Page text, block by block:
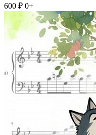
600 ₽ 0+